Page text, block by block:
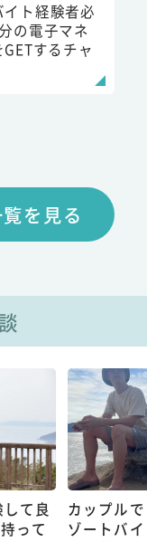
イト経験者必
の電子マネ
するチャ
を見る
て良
って
カップル
ゾートバ